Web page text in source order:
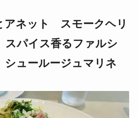
アネット スモークヘリ
パイス香るファルシ
ュールージュマリネ